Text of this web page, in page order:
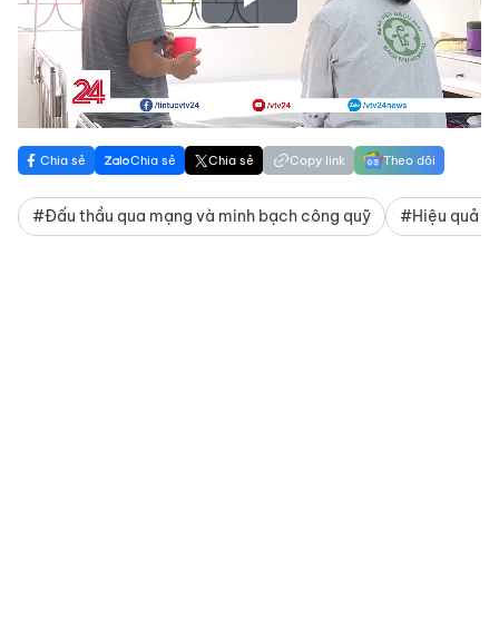
Play
Video
Chia sẻ Chia sẻ Chia sẻ Copy link Theo dõi
#Đấu thầu qua mạng và minh bạch công quỹ #Hiệu quả